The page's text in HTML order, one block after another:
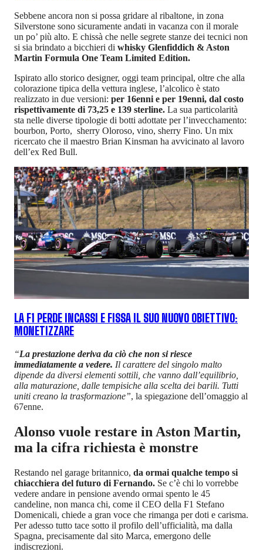
Sebbene ancora non si possa gridare al ribaltone, in zona
Silverstone sono sicuramente andati in vacanza con il morale
un po’ più alto. E chissà che nelle segrete stanze dei tecnici non
si sia brindato a bicchieri di whisky Glenfiddich & Aston
Martin Formula One Team Limited Edition.
Ispirato allo storico designer, oggi team principal, oltre che alla
colorazione tipica della vettura inglese, l’alcolico è stato
realizzato in due versioni: per 16enni e per 19enni, dal costo
rispettivamente di 73,25 e 139 sterline. La sua particolarità
sta nelle diverse tipologie di botti adottate per l’invecchamento:
bourbon, Porto, sherry Oloroso, vino, sherry Fino. Un mix
ricercato che il maestro Brian Kinsman ha avvicinato al lavoro
dell’ex Red Bull.
LA F1 PERDE INCASSI E FISSA IL SUO NUOVO OBIETTIVO:
MONETIZZARE
“La prestazione deriva da ciò che non si riesce
immediatamente a vedere. Il carattere del singolo malto
dipende da diversi elementi sottili, che vanno dall’equilibrio,
alla maturazione, dalle tempisiche alla scelta dei barili. Tutti
uniti creano la trasformazione”, la spiegazione dell’omaggio al
67enne.
Alonso vuole restare in Aston Martin,
ma la cifra richiesta è monstre
Restando nel garage britannico, da ormai qualche tempo si
chiacchiera del futuro di Fernando. Se c’è chi lo vorrebbe
vedere andare in pensione avendo ormai spento le 45
candeline, non manca chi, come il CEO della F1 Stefano
Domenicali, chiede a gran voce che rimanga per doti e carisma.
Per adesso tutto tace sotto il profilo dell’ufficialità, ma dalla
Spagna, precisamente dal sito Marca, emergono delle
indiscrezioni.